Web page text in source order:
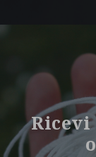
Ricevi